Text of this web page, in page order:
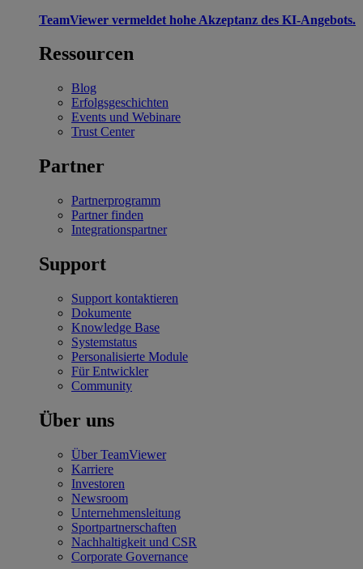
TeamViewer vermeldet hohe Akzeptanz des KI-Angebots.
Ressourcen
Blog
Erfolgsgeschichten
Events und Webinare
Trust Center
Partner
Partnerprogramm
Partner finden
Integrationspartner
Support
Support kontaktieren
Dokumente
Knowledge Base
Systemstatus
Personalisierte Module
Für Entwickler
Community
Über uns
Über TeamViewer
Karriere
Investoren
Newsroom
Unternehmensleitung
Sportpartnerschaften
Nachhaltigkeit und CSR
Corporate Governance